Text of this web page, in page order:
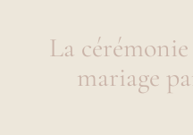
La
mariage